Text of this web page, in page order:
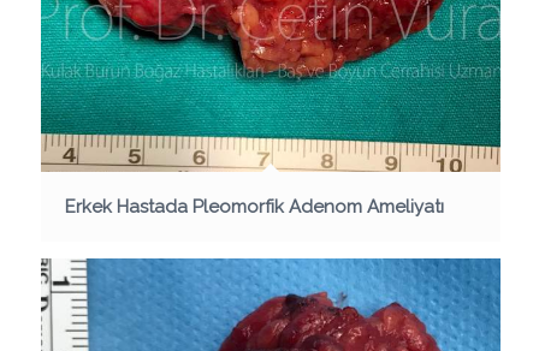
Erkek Hastada Pleomorfik Adenom Ameliyatı